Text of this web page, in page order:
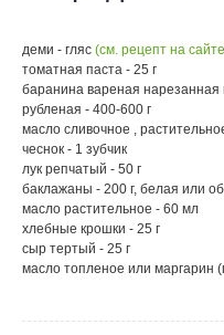
деми - гляс (см. рецепт на
томатная паста - 25 г
баранина вареная
рубленая - 400-600 г
масло сливочное ,
чеснок - 1 зубчик
лук репчатый - 50 г
баклажаны - 200 г, белая или
масло растительное - 60 мл
хлебные крошки - 25 г
сыр тертый - 25 г
масло топленое или маргарин